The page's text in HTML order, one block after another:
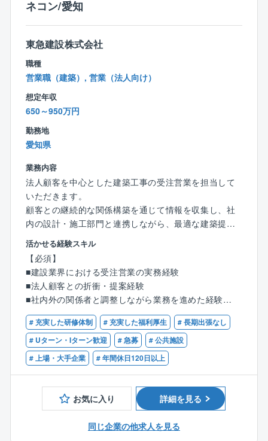
個人差もございますが、平均月20時間ほどです。
ネーター。
1人あたり10件程の案件を並行しながら進め、毎月8件
を現場監督へ引き渡すことを目標にお客様と打ち合わ
せを行います。
また、社内のさまざまな部署と連携するポジション！
他職種のメンバーとも交流が多いため、わからないこ
とがあればなんでも相談できる環境です。
全国展開という利点を活かし、他支店のインテリアコ
り成長できる魅力があります。
＜入社後の流れ＞
入社後はOJT研修を中心に、業務の流れや同社の考え
方や特長などをレクチャーしていきます。
先輩社員と一緒にまずは1件の案件を進めていき、打ち
合わせの仕方やプレゼンボードの作成方法、現場監督
への引継ぎ方などを学びます。
独り立ちまでは半年程かかるイメージ。
わからないことがあれば周りがサポートする環境なの
で気軽に周囲へ質問してください！
未経験からスタートした先輩もたくさんいるため、安
心してスタートすることができます！
また、本人の能力とやる気次第でスピード感持って昇
格できる魅力が同社にはあります。
挑戦できる環境が整っている同社で理想のキャリアを
実現しましょう！
チーム組織構成
チームには個性豊かなメンバーが揃っており、あなた
自身の強みや特技を存分に発揮できる環境です！
ネコン/愛知
東急建設株式会社
職種
営業職（建築）, 営業（法人向け）
想定年収
650～950万円
勤務地
愛知県
業務内容
法人顧客を中心とした建築工事の受注営業を担当して
いただきます。
顧客との継続的な関係構築を通じて情報を収集し、社
内の設計・施工部門と連携しながら、最適な建築提案
を行う役割です。
【主な業務内容】
■法人顧客への営業活動、情報収集
■顧客ニーズの把握および建築計画に関する提案
■設計事務所、顧客との折衝・調整
■社内（設計・施工部門）との連携による提案内容の具
体化
■見積条件の整理、契約条件の調整
■受注後のプロジェクト推進支援（施工部門との連携）
※担当顧客・案件は、経験やスキルに応じて決定しま
す。
て、名古屋エリア内に限定した働き方となります。
活かせる経験スキル
【必須】
■建設業界における受注営業の実務経験
■法人顧客との折衝・提案経験
■社内外の関係者と調整しながら業務を進めた経験
【歓迎】
■ゼネコン・サブコンでの建築営業経験
■技術営業、施工部門と連携した営業経験
■宅地建物取引士、1級建築施工管理技士、一級建築士
■不動産・建築に関する法令、契約知識
# 充実した研修体制 # 充実した福利厚生
# 長期出張なし
# Uターン・Iターン歓迎
# 急募
# 公共施設
# 上場・大手企業
# 年間休日120日以上
お気に入り 詳細を見る
同じ企業の他求人を見る